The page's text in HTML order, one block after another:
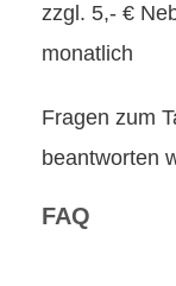
zzgl. 5,- €
monatlich
Fragen zum
beantworten
FAQ